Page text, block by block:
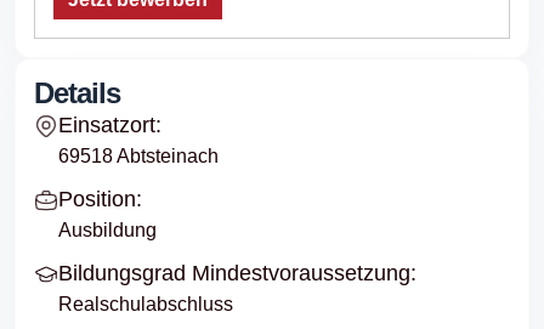
Details
Einsatzort:
69518 Abtsteinach
Position:
Ausbildung
Bildungsgrad Mindestvoraussetzung:
Realschulabschluss